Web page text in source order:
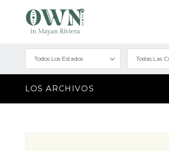
Todos Los Estados Todas Las
LOS ARCHIVOS